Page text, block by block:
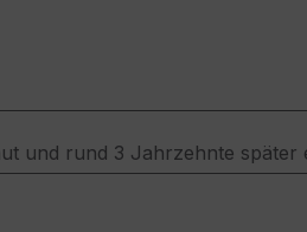
und rund 3 Jahrzehnte später